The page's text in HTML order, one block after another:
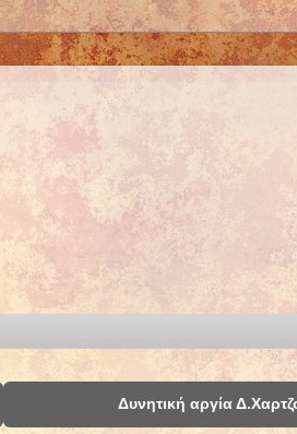
Δυνητική αργία